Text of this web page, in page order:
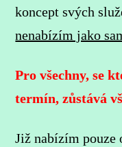
koncept svých
nenabízím jako
Pro všechny, se
termín, zůstává
Již nabízím pouze